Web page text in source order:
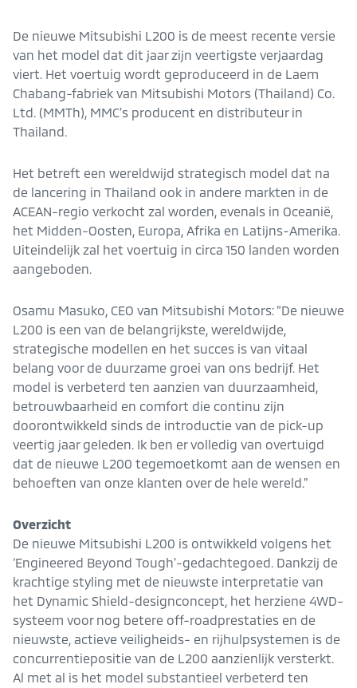
De nieuwe Mitsubishi L200 is de meest recente versie
van het model dat dit jaar zijn veertigste verjaardag
viert. Het voertuig wordt geproduceerd in de Laem
Chabang-fabriek van Mitsubishi Motors (Thailand) Co.
Ltd. (MMTh), MMC’s producent en distributeur in
Thailand.
Het betreft een wereldwijd strategisch model dat na
de lancering in Thailand ook in andere markten in de
ACEAN-regio verkocht zal worden, evenals in Oceanië,
het Midden-Oosten, Europa, Afrika en Latijns-Amerika.
Uiteindelijk zal het voertuig in circa 150 landen worden
aangeboden.
Osamu Masuko, CEO van Mitsubishi Motors: “De nieuwe
L200 is een van de belangrijkste, wereldwijde,
strategische modellen en het succes is van vitaal
belang voor de duurzame groei van ons bedrijf. Het
model is verbeterd ten aanzien van duurzaamheid,
betrouwbaarheid en comfort die continu zijn
doorontwikkeld sinds de introductie van de pick-up
veertig jaar geleden. Ik ben er volledig van overtuigd
dat de nieuwe L200 tegemoetkomt aan de wensen en
behoeften van onze klanten over de hele wereld.”
Overzicht
De nieuwe Mitsubishi L200 is ontwikkeld volgens het
‘Engineered Beyond Tough’-gedachtegoed. Dankzij de
krachtige styling met de nieuwste interpretatie van
het Dynamic Shield-designconcept, het herziene 4WD-
systeem voor nog betere off-roadprestaties en de
nieuwste, actieve veiligheids- en rijhulpsystemen is de
concurrentiepositie van de L200 aanzienlijk versterkt.
Al met al is het model substantieel verbeterd ten